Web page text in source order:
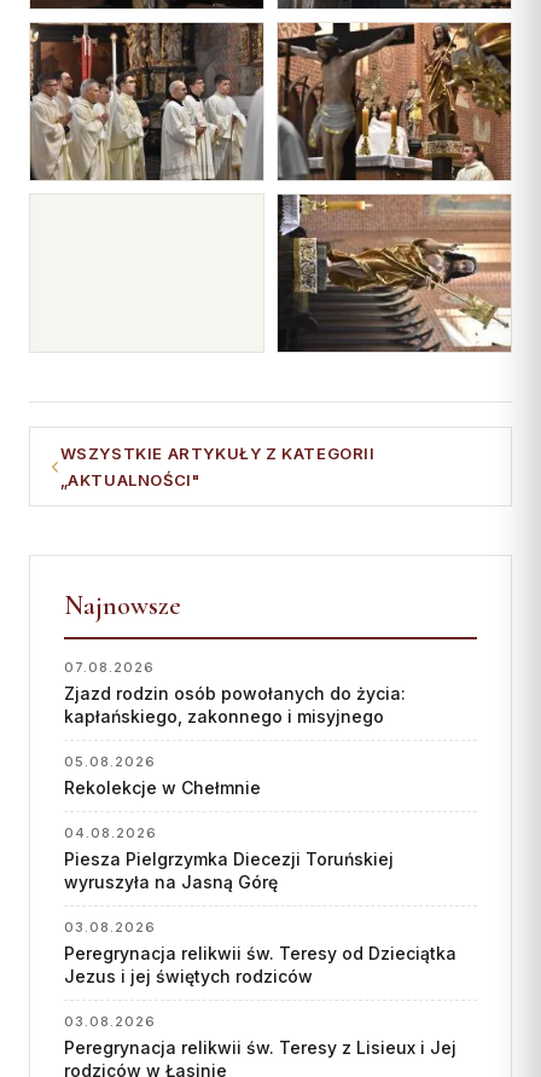
WSZYSTKIE ARTYKUŁY Z KATEGORII
„AKTUALNOŚCI"
Najnowsze
07.08.2026
Zjazd rodzin osób powołanych do życia:
kapłańskiego, zakonnego i misyjnego
05.08.2026
Rekolekcje w Chełmnie
04.08.2026
Piesza Pielgrzymka Diecezji Toruńskiej
wyruszyła na Jasną Górę
03.08.2026
Peregrynacja relikwii św. Teresy od Dzieciątka
Jezus i jej świętych rodziców
03.08.2026
Peregrynacja relikwii św. Teresy z Lisieux i Jej
rodziców w Łasinie